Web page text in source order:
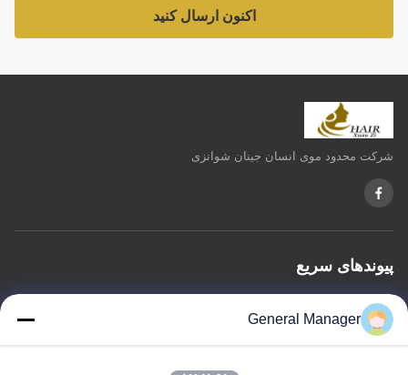
اکنون ارسال کنید
شرکت محدود موی انسان جینان شوانزی
پیوندهای سریع
خونه
نقشه سایتGeneral Manager